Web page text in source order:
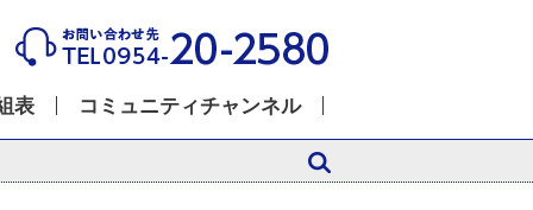
表 コミュニティチャンネル